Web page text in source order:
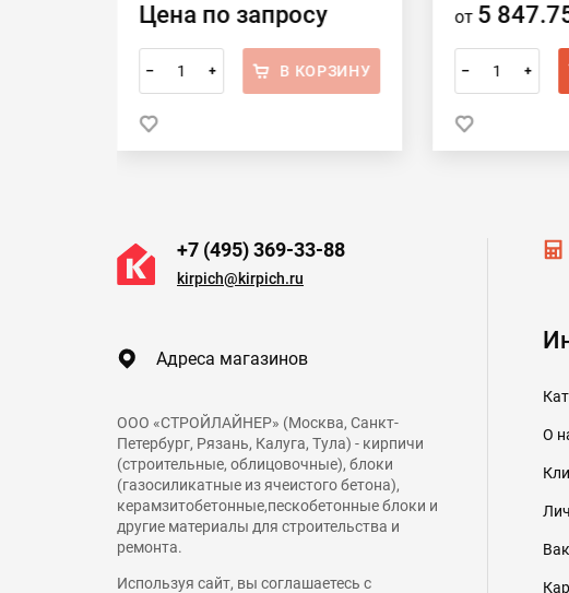
Цена по запросу
– + В КОРЗИНУ
от 5
– +
+7 (495) 369-33-88
kirpich@kirpich.ru
Адреса магазинов
ООО «СТРОЙЛАЙНЕР» (Москва, Санкт-
Петербург, Рязань, Калуга, Тула) - кирпичи
(строительные, облицовочные), блоки
(газосиликатные из ячеистого бетона),
керамзитобетонные,пескобетонные блоки и
другие материалы для строительства и
ремонта.
Используя сайт, вы соглашаетесь с
О